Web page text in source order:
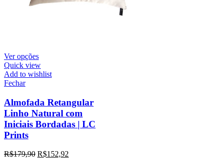
Ver opções
Quick view
Add to wishlist
Fechar
Almofada Retangular
Linho Natural com
Iniciais Bordadas | LC
Prints
R$179,90 R$152,92